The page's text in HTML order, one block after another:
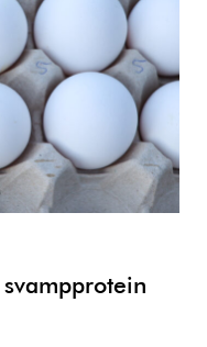
svampprotein